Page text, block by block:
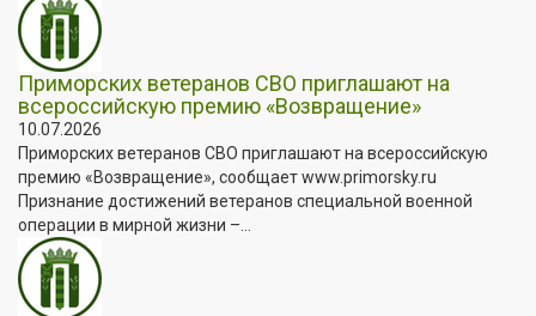
Приморских ветеранов СВО приглашают на
всероссийскую премию «Возвращение»
10.07.2026
Приморских ветеранов СВО приглашают на всероссийскую
премию «Возвращение», сообщает www.primorsky.ru
Признание достижений ветеранов специальной военной
операции в мирной жизни –...